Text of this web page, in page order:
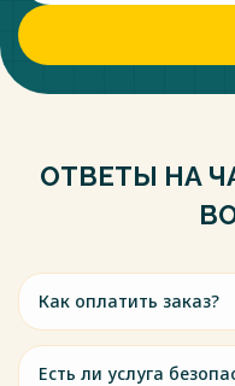
ОТВЕТЫ НА
Как оплатить заказ?
Есть ли услуга